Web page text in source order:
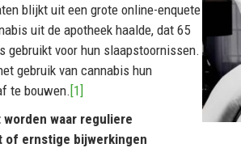
blijkt uit een grote online-enquete
uit de apotheek haalde, dat 65
gebruikt voor hun slaapstoornissen.
gebruik van cannabis hun
te bouwen. [1]
waar reguliere
of ernstige bijwerkingen